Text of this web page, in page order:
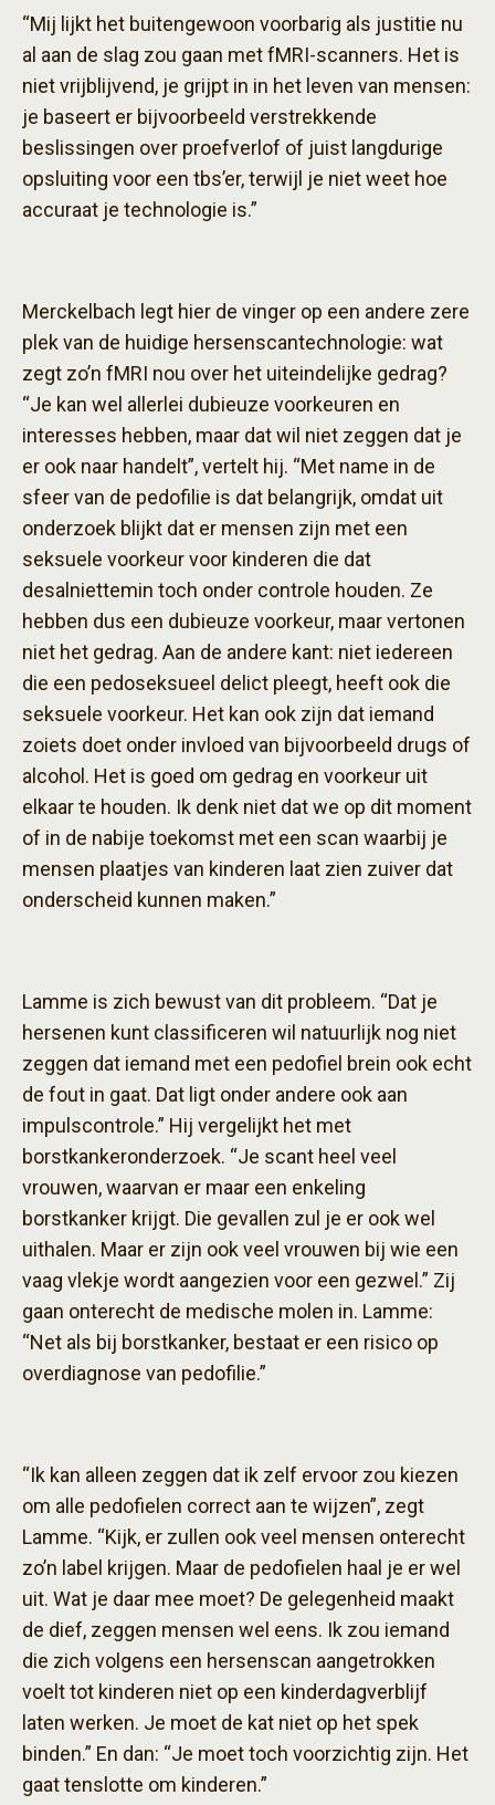
“Mij lijkt het buitengewoon voorbarig als justitie nu
al aan de slag zou gaan met fMRI-scanners. Het is
niet vrijblijvend, je grijpt in in het leven van mensen:
je baseert er bijvoorbeeld verstrekkende
beslissingen over proefverlof of juist langdurige
opsluiting voor een tbs’er, terwijl je niet weet hoe
accuraat je technologie is.”
Merckelbach legt hier de vinger op een andere zere
plek van de huidige hersenscantechnologie: wat
zegt zo’n fMRI nou over het uiteindelijke gedrag?
“Je kan wel allerlei dubieuze voorkeuren en
interesses hebben, maar dat wil niet zeggen dat je
er ook naar handelt”, vertelt hij. “Met name in de
sfeer van de pedofilie is dat belangrijk, omdat uit
onderzoek blijkt dat er mensen zijn met een
seksuele voorkeur voor kinderen die dat
desalniettemin toch onder controle houden. Ze
hebben dus een dubieuze voorkeur, maar vertonen
niet het gedrag. Aan de andere kant: niet iedereen
die een pedoseksueel delict pleegt, heeft ook die
seksuele voorkeur. Het kan ook zijn dat iemand
zoiets doet onder invloed van bijvoorbeeld drugs of
alcohol. Het is goed om gedrag en voorkeur uit
elkaar te houden. Ik denk niet dat we op dit moment
of in de nabije toekomst met een scan waarbij je
mensen plaatjes van kinderen laat zien zuiver dat
onderscheid kunnen maken.”
Lamme is zich bewust van dit probleem. “Dat je
hersenen kunt classificeren wil natuurlijk nog niet
zeggen dat iemand met een pedofiel brein ook echt
de fout in gaat. Dat ligt onder andere ook aan
impulscontrole.” Hij vergelijkt het met
borstkankeronderzoek. “Je scant heel veel
vrouwen, waarvan er maar een enkeling
borstkanker krijgt. Die gevallen zul je er ook wel
uithalen. Maar er zijn ook veel vrouwen bij wie een
vaag vlekje wordt aangezien voor een gezwel.” Zij
gaan onterecht de medische molen in. Lamme:
“Net als bij borstkanker, bestaat er een risico op
overdiagnose van pedofilie.”
“Ik kan alleen zeggen dat ik zelf ervoor zou kiezen
om alle pedofielen correct aan te wijzen”, zegt
Lamme. “Kijk, er zullen ook veel mensen onterecht
zo’n label krijgen. Maar de pedofielen haal je er wel
uit. Wat je daar mee moet? De gelegenheid maakt
de dief, zeggen mensen wel eens. Ik zou iemand
die zich volgens een hersenscan aangetrokken
voelt tot kinderen niet op een kinderdagverblijf
laten werken. Je moet de kat niet op het spek
binden.” En dan: “Je moet toch voorzichtig zijn. Het
gaat tenslotte om kinderen.”